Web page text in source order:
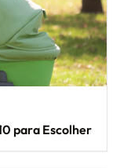
para Escolher